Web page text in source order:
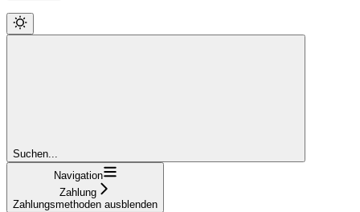
Suchen...
Navigation
Zahlung
Zahlungsmethoden ausblenden